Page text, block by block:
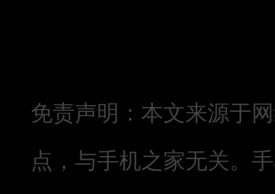
免责声明：本文来源于
点，与手机之家无关。